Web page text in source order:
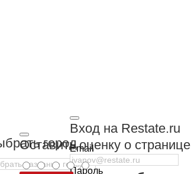
город
Вход на Restate.ru
Email
Пароль
Оставить оценку о странице